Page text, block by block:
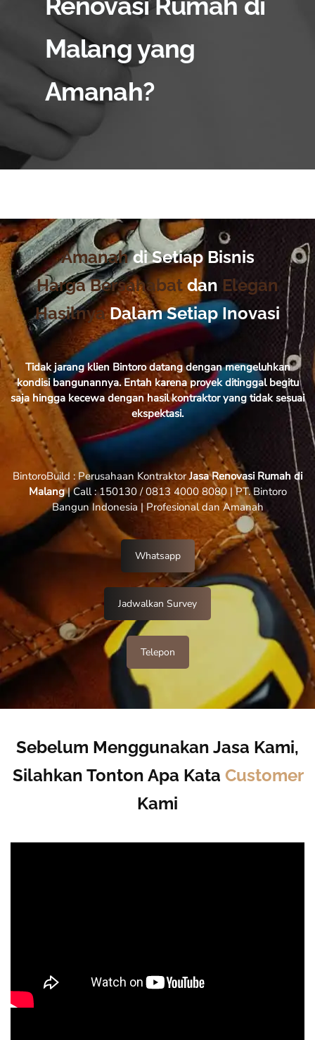
Malang yang
Amanah?
Amanah di Setiap Bisnis
Harga Bersahabat dan Elegan
Hasilnya Dalam Setiap Inovasi
Tidak jarang klien Bintoro datang dengan mengeluhkan
kondisi bangunannya. Entah karena proyek ditinggal begitu
saja hingga kecewa dengan hasil kontraktor yang tidak sesuai
ekspektasi.
BintoroBuild : Perusahaan KontraktorJasa Renovasi Rumah di
Malang| Call : 150130 / 0813 4000 8080 | PT. Bintoro
Bangun Indonesia | Profesional dan Amanah
Whatsapp
Jadwalkan Survey
Telepon
Sebelum Menggunakan Jasa Kami,
Silahkan Tonton Apa Kata Customer
Kami